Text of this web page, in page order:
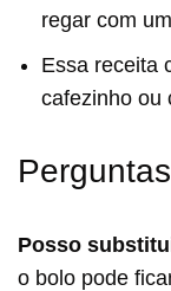
regar com
Essa receita
cafezinho ou
Posso
o bolo pode